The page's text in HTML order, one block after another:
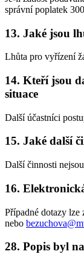
správní poplatek
13. Jaké jsou
Lhůta pro vyřízení
14. Kteří jsou
situace
Další účastníci
15. Jaké další
Další činnosti
16.
Případné dotazy lze
nebo
28. Popis byl